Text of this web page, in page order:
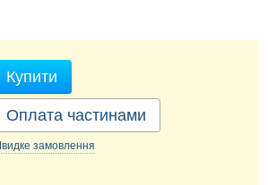
Купити
Оплата частинами
замовлення